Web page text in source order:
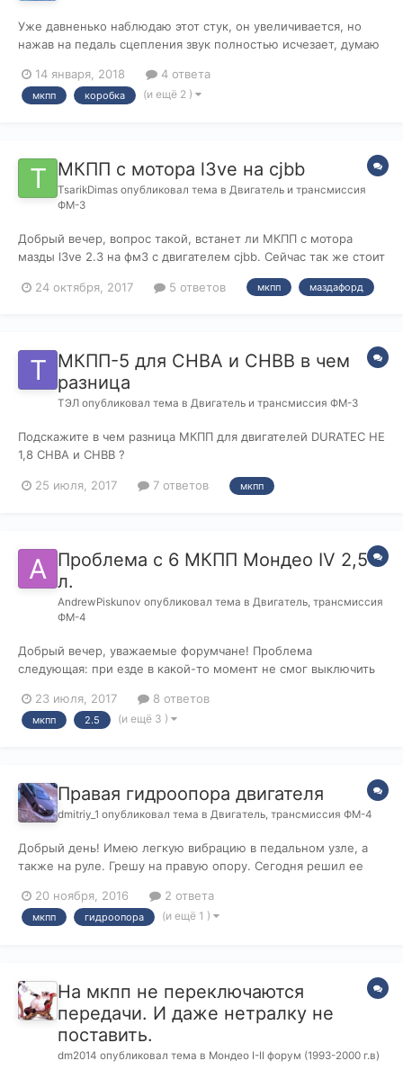
Уже давненько наблюдаю этот стук, он увеличивается, но
нажав на педаль сцепления звук полностью исчезает, думаю
первичного вала, на холодную уж очень сильно грохочет, в
видео всё есть, на горячую конечно потише) Или может я не
14 января, 2018 4 ответа
мкпп коробка (и ещё 2 )
МКПП с мотора l3ve на cjbb
TsarikDimas опубликовал тема в Двигатель и трансмиссия
ФМ-3
Добрый вечер, вопрос такой, встанет ли МКПП с мотора
мазды l3ve 2.3 на фм3 с двигателем cjbb. Сейчас так же стоит
24 октября, 2017
5 ответов мкпп маздафорд
МКПП-5 для CHBA и CHBB в чем
разница
ТЭЛ опубликовал тема в Двигатель и трансмиссия ФМ-3
Подскажите в чем разница МКПП для двигателей DURATEC HE
1,8 CHBA и CHBB ?
25 июля, 2017 7 ответов мкпп
Проблема с 6 МКПП Мондео IV 2,5
л.
AndrewPiskunov опубликовал тема в Двигатель, трансмиссия
ФМ-4
Добрый вечер, уважаемые форумчане! Проблема
следующая: при езде в какой-то момент не смог выключить
Приложил усилие. В итоге передача выскочила. Но после
этого перестали нормально включаться 2 и 4 передачи.
23 июля, 2017 8 ответов
мкпп 2.5 (и ещё 3 )
Правая гидроопора двигателя
dmitriy_1 опубликовал тема в Двигатель, трансмиссия ФМ-4
Добрый день! Имею легкую вибрацию в педальном узле, а
также на руле. Грешу на правую опору. Сегодня решил ее
что кронштейн препления к кузову без особых усилий
двигается относительно кронштейна крепления к двигателю.
20 ноября, 2016 2 ответа
мкпп гидроопора (и ещё 1 )
На мкпп не переключаются
передачи. И даже нетралку не
поставить.
dm2014 опубликовал тема в Мондео I-II форум (1993-2000 г.в)